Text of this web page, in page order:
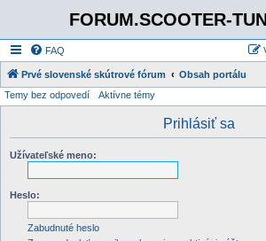
FORUM.SCOOTER-
FAQ
Prvé slovenské skútrové fórum Obsah portálu
Temy bez odpovedí Aktívne témy
Prihlásiť sa
Užívateľské meno:
Heslo:
Zabudnuté heslo